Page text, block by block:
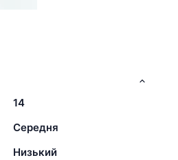
14
Середня
Низький